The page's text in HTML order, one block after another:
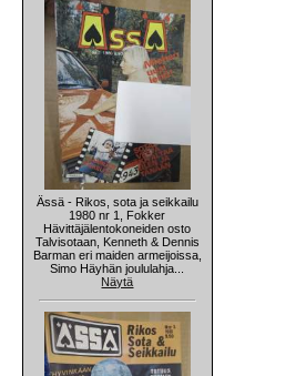
Ässä - Rikos, sota ja seikkailu
1980 nr 1, Fokker
Hävittäjälentokoneiden osto
Talvisotaan, Kenneth & Dennis
Barman eri maiden armeijoissa,
Simo Häyhän joululahja...
Näytä